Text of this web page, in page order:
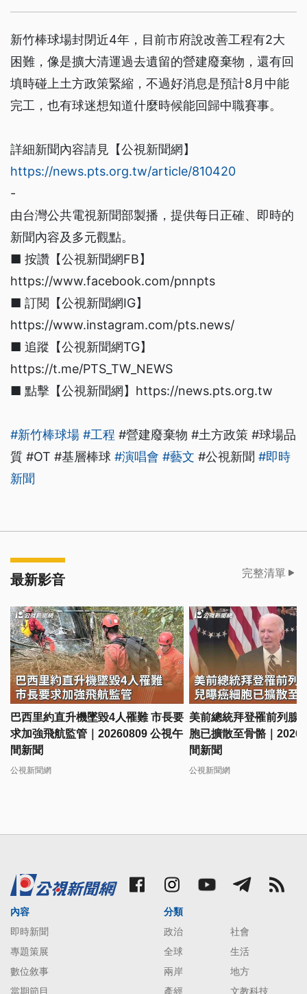
新竹棒球場封閉近4年，目前市府說改善工程有2大
困難，像是擴大清運過去遺留的營建廢棄物，還有回
填時碰上土方政策緊縮，不過好消息是預計8月中能
完工，也有球迷想知道什麼時候能回歸中職賽事。
詳細新聞內容請見【公視新聞網】
https://news.pts.org.tw/article/810420
-
由台灣公共電視新聞部製播，提供每日正確、即時的
新聞內容及多元觀點。
■ 按讚【公視新聞網FB】
https://www.facebook.com/pnnpts
■ 訂閱【公視新聞網IG】
https://www.instagram.com/pts.news/
■ 追蹤【公視新聞網TG】
https://t.me/PTS_TW_NEWS
■ 點擊【公視新聞網】https://news.pts.org.tw
#新竹棒球場 #工程 #營建廢棄物 #土方政策 #球場品
質 #OT #基層棒球 #演唱會 #藝文 #公視新聞 #即時
新聞
最新影音 完整清單
巴西里約直升機墜毀4人罹難 市長要
求加強飛航監管｜20260809 公視午
間新聞
公視新聞網
美前總統拜登罹前列腺
胞已擴散至骨骼｜
間新聞
公視新聞網
內容
即時新聞
專題策展
數位敘事
當期節目
分類
政治
社會
全球
生活
兩岸
地方
產經
文教科技